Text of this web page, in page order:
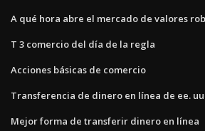
A qué hora abre el mercado de valores
T 3 comercio del día de la regla
Acciones básicas de comercio
Transferencia de dinero en línea de ee.
Mejor forma de transferir dinero en línea